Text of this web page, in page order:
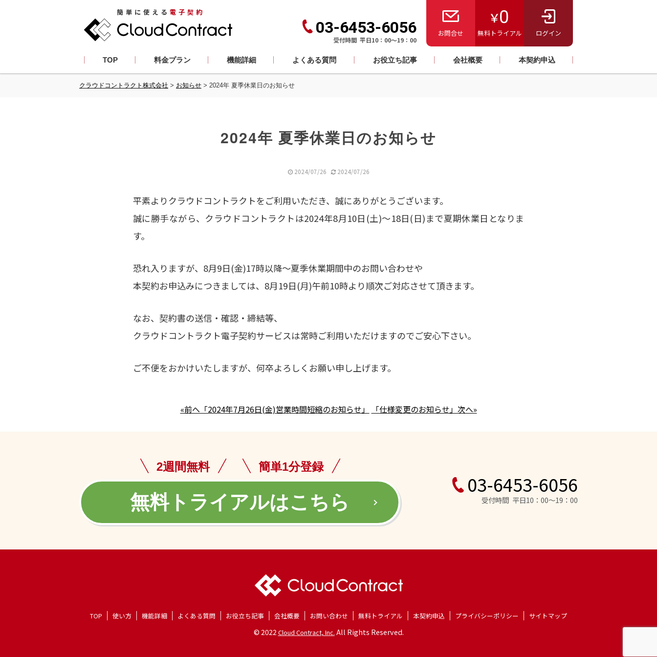
簡単に使える 電子契約
03-6453-6056
受付時間 平日10：00～19：00
お問合せ 無料トライアル ログイン
TOP 料金プラン 機能詳細 よくある質問 お役立ち記事 会社概要 本契約申込
クラウドコントラクト株式会社 > お知らせ > 2024年 夏季休業日のお知らせ
2024年 夏季休業日のお知らせ
2024/07/26 2024/07/26
平素よりクラウドコントラクトをご利用いただき、誠にありがとうございます。
誠に勝手ながら、クラウドコントラクトは2024年8月10日(土)～18日(日)まで夏期休業日となりま
す。
恐れ入りますが、8月9日(金)17時以降～夏季休業期間中のお問い合わせや
本契約お申込みにつきましては、8月19日(月)午前10時より順次ご対応させて頂きます。
なお、契約書の送信・確認・締結等、
クラウドコントラクト電子契約サービスは常時ご利用いただけますのでご安心下さい。
ご不便をおかけいたしますが、何卒よろしくお願い申し上げます。
«前へ「2024年7月26日(金)営業時間短縮のお知らせ」 「仕様変更のお知らせ」次へ»
2週間無料 簡単1分登録
無料トライアルはこちら
03-6453-6056
受付時間 平日10：00～19：00
TOP 使い方 機能詳細 よくある質問 お役立ち記事 会社概要 お問い合わせ 無料トライアル 本契約申込 プライバシーポリシー サイトマップ
© 2022 Cloud Contract, Inc. All Rights Reserved.